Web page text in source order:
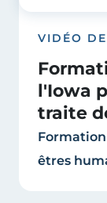
VIDÉO
l'Iowa
traite
êtres